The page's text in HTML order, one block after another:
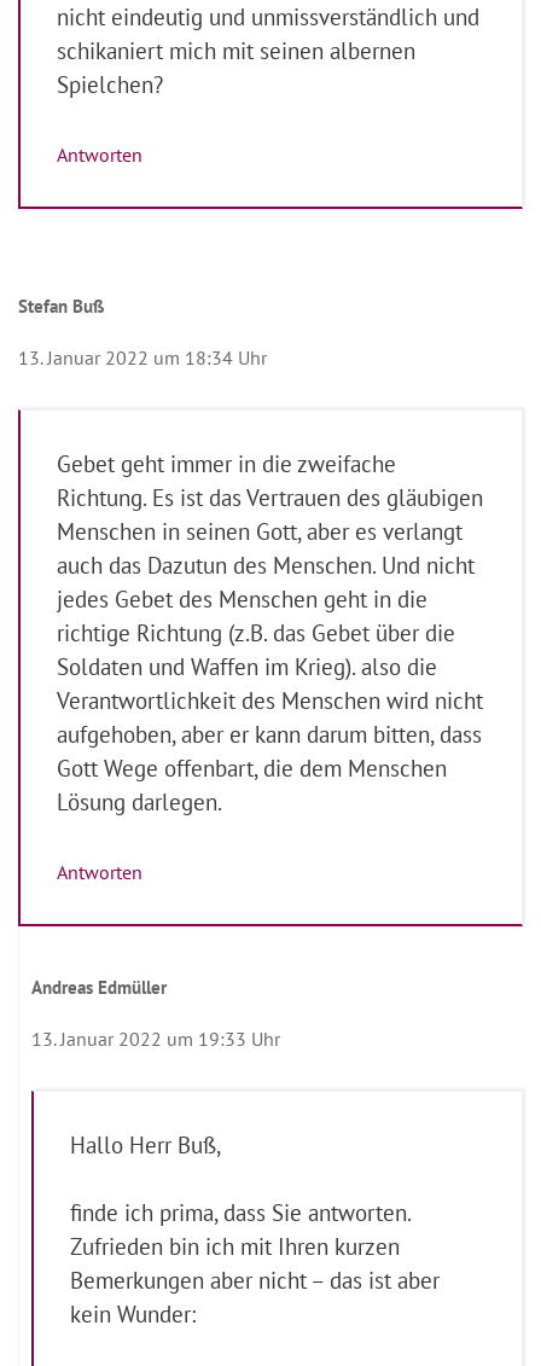
nicht eindeutig und unmissverständlich und
schikaniert mich mit seinen albernen
Spielchen?
Antworten
Stefan Buß
13. Januar 2022 um 18:34 Uhr
Gebet geht immer in die zweifache
Richtung. Es ist das Vertrauen des gläubigen
Menschen in seinen Gott, aber es verlangt
auch das Dazutun des Menschen. Und nicht
jedes Gebet des Menschen geht in die
richtige Richtung (z.B. das Gebet über die
Soldaten und Waffen im Krieg). also die
Verantwortlichkeit des Menschen wird nicht
aufgehoben, aber er kann darum bitten, dass
Gott Wege offenbart, die dem Menschen
Lösung darlegen.
Antworten
Andreas Edmüller
13. Januar 2022 um 19:33 Uhr
Hallo Herr Buß,
finde ich prima, dass Sie antworten.
Zufrieden bin ich mit Ihren kurzen
Bemerkungen aber nicht – das ist aber
kein Wunder: